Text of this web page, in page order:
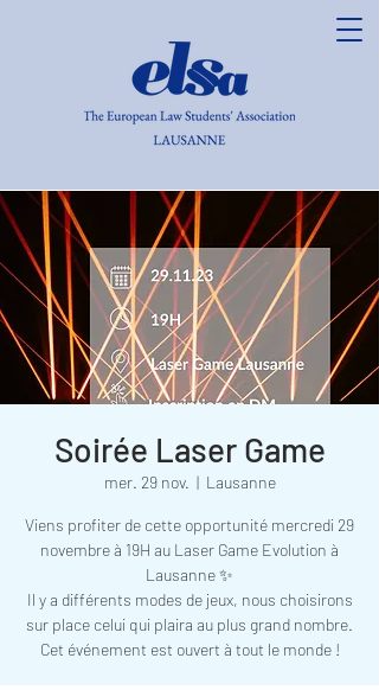
Soirée Laser Game
mer. 29 nov.
  |
Lausanne
Viens profiter de cette opportunité mercredi 29
novembre à 19H au Laser Game Evolution à
Lausanne ✨
Il y a différents modes de jeux, nous choisirons
sur place celui qui plaira au plus grand nombre.
Cet événement est ouvert à tout le monde !